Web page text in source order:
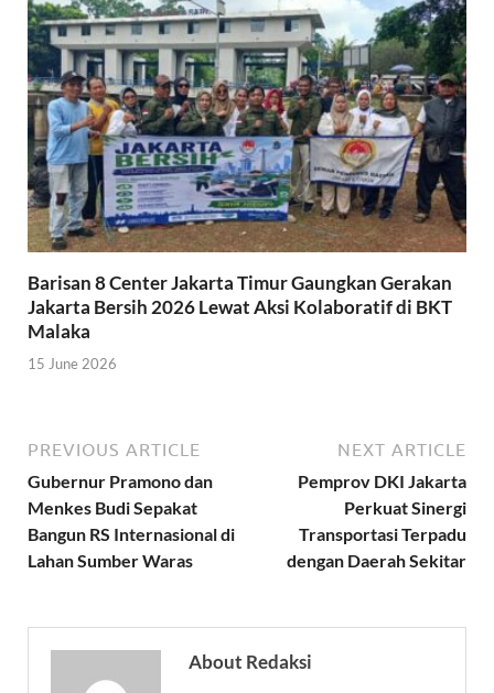
Barisan 8 Center Jakarta Timur Gaungkan Gerakan
Jakarta Bersih 2026 Lewat Aksi Kolaboratif di BKT
Malaka
15 June 2026
PREVIOUS ARTICLE
Gubernur Pramono dan
Menkes Budi Sepakat
Bangun RS Internasional di
Lahan Sumber Waras
NEXT ARTICLE
Pemprov DKI Jakarta
Perkuat Sinergi
Transportasi Terpadu
dengan Daerah Sekitar
About Redaksi